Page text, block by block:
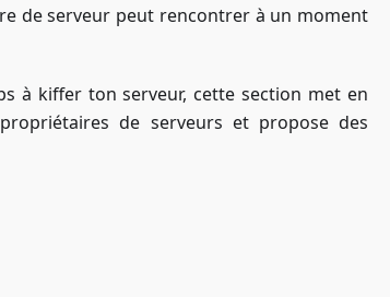
de serveur peut rencontrer à un moment
à kiffer ton serveur, cette section met en
de serveurs et propose des